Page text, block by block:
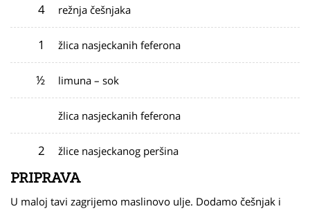
4 režnja češnjaka
1 žlica nasjeckanih feferona
½ limuna – sok
žlica nasjeckanih feferona
2 žlice nasjeckanog peršina
PRIPRAVA
U maloj tavi zagrijemo maslinovo ulje. Dodamo češnjak i